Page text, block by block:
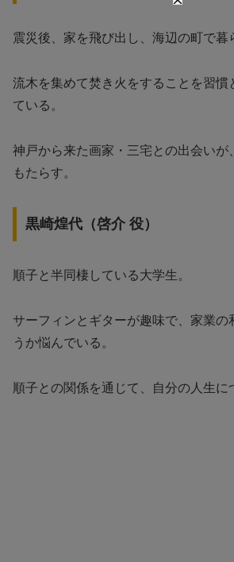
震災後、家を飛び出し、海辺の町で暮
流木を集めて焚き火をすることを習慣
ている。
神戸から来た画家・三宅との出会いが
もたらす。
黒崎煌代（啓介 役）
順子と半同棲している大学生。
サーフィンとギターが趣味で、家業の
うか悩んでいる。
順子との関係を通じて、自分の人生に